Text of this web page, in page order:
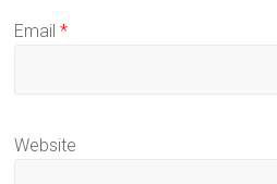
Email*
Website